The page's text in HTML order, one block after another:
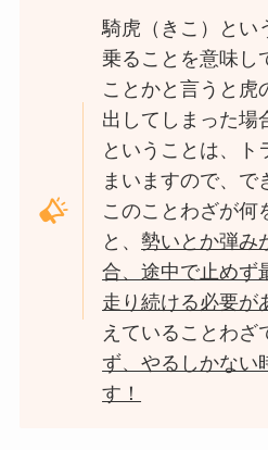
騎虎（きこ）とい
乗ることを意味し
ことかと言うと虎
出してしまった場
ということは、ト
まいますので、で
このことわざが何
と、勢いとか弾み
合、途中で止めず
走り続ける必要が
えていることわざ
ず、やるしかない
す！